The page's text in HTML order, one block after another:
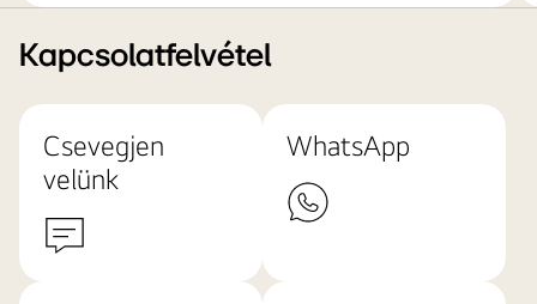
Kapcsolatfelvétel
Csevegjen
velünk
WhatsApp